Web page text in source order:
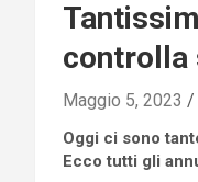
controlla
Maggio 5, 2023
Oggi ci sono
Ecco tutti gli